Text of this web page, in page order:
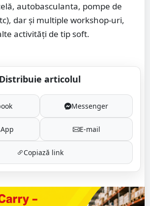
autobasculanta, pompe de
dar și multiple workshop-uri,
activități de tip soft.
Distribuie articolul
Messenger
E-mail
Copiază link